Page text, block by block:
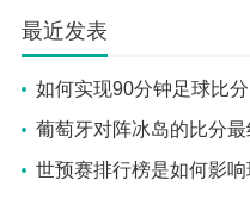
最近发表
如何实现90分钟足球比
葡萄牙对阵冰岛的比分最
世预赛排行榜是如何影